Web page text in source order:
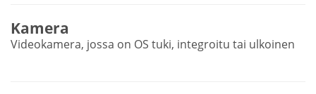
Kamera
Videokamera, jossa on OS tuki, integroitu tai ulkoinen